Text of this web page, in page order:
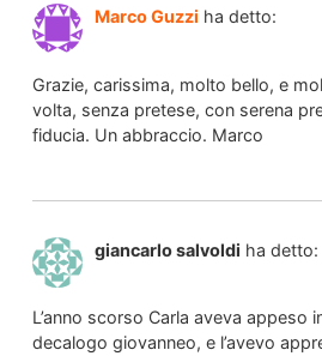
Marco Guzzi ha detto:
Grazie, carissima, molto bello, e
volta, senza pretese, con serena
fiducia. Un abbraccio. Marco
giancarlo salvoldi ha detto:
L’anno scorso Carla aveva appeso
decalogo giovanneo, e l’avevo